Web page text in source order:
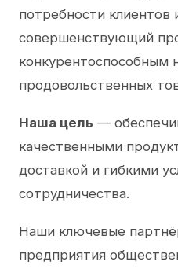
потребности клиентов
совершенствующий
конкурентоспособным
продовольственных
Наша цель —
качественными
доставкой и гибкими
сотрудничества.
Наши ключевые
предприятия